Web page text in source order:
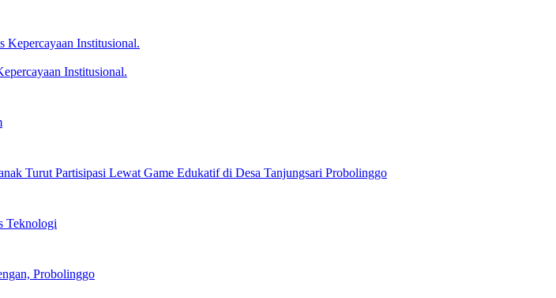
Institusional.
Turut Partisipasi Lewat Game Edukatif di Desa Tanjungsari Probolinggo
Teknologi
Probolinggo